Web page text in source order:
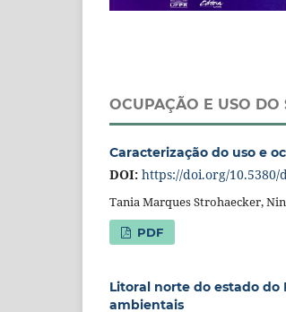
OCUPAÇÃO E USO DO
Caracterização do uso e
DOI: https://doi.org/10.5380/
Tania Marques Strohaecker,
PDF
Litoral norte do estado do
ambientais